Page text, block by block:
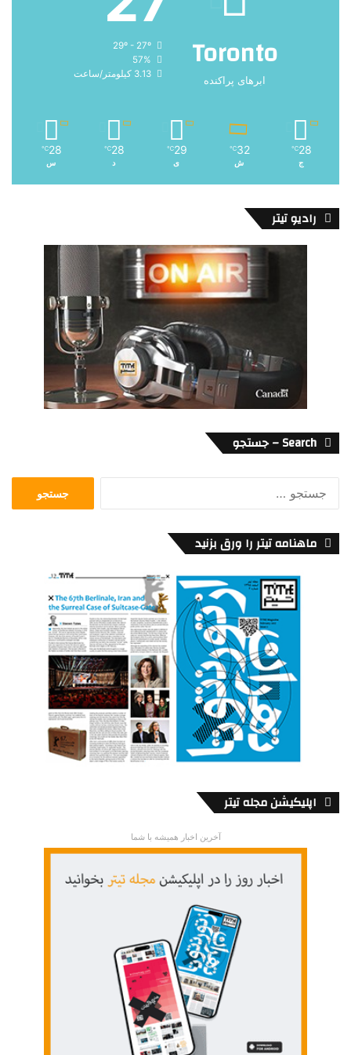
Toronto
ابرهای پراکنده
57%
3.13 کیلومتر/ساعت
28
℃
ج
32
℃
ش
29
℃
ی
28
℃
د
28
℃
س
رادیو تیتر
Search – جستجو
ماهنامه تیتر را ورق بزنید
اپلیکیشن مجله تیتر
آخرین اخبار همیشه با شما